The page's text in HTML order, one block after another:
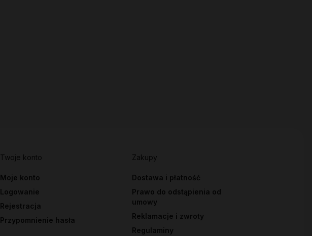
Twoje konto
Moje konto
Logowanie
Rejestracja
Przypomnienie hasła
Zakupy
Dostawa i płatność
Prawo do odstąpienia od
umowy
Reklamacje i zwroty
Regulaminy